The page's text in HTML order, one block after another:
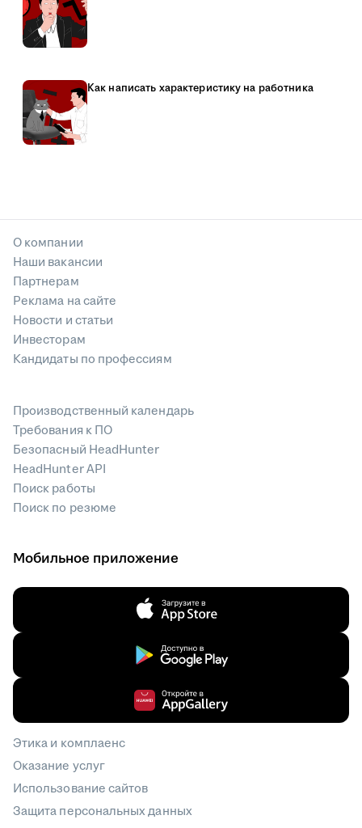
Как написать характеристику на работника
О компании
Наши вакансии
Партнерам
Реклама на сайте
Новости и статьи
Инвесторам
Кандидаты по профессиям
Производственный календарь
Требования к ПО
Безопасный HeadHunter
HeadHunter API
Поиск работы
Поиск по резюме
Мобильное приложение
Этика и комплаенс
Оказание услуг
Использование сайтов
Защита персональных данных